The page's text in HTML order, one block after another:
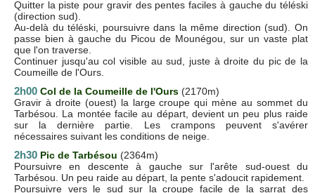
Quitter la piste pour gravir des pentes faciles à gauche du téléski
(direction sud).
Au-delà du téléski, poursuivre dans la même direction (sud). On
passe bien à gauche du Picou de Mounégou, sur un vaste plat
que l'on traverse.
Continuer jusqu'au col visible au sud, juste à droite du pic de la
Coumeille de l'Ours.
2h00 Col de la Coumeille de l'Ours (2170m)
Gravir à droite (ouest) la large croupe qui mène au sommet du
Tarbésou. La montée facile au départ, devient un peu plus raide
sur la dernière partie. Les crampons peuvent s'avérer
nécessaires suivant les conditions de neige.
2h30 Pic de Tarbésou (2364m)
Poursuivre en descente à gauche sur l'arête sud-ouest du
Tarbésou. Un peu raide au départ, la pente s'adoucit rapidement.
Poursuivre vers le sud sur la croupe facile de la sarrat des